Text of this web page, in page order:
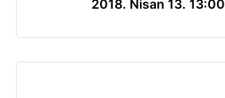
2018. Nisan 13. 13:00